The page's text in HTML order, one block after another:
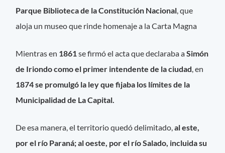
Parque Biblioteca de la Constitución Nacional , que
aloja un museo que rinde homenaje a la Carta Magna
Mientras en 1861se firmó el acta que declaraba aSimón
de Iriondo como el primer intendente de la ciudad, en
1874 se promulgó la ley que fijaba los límites de la
Municipalidad de La Capital.
De esa manera, el territorio quedó delimitado,al este,
por el río Paraná; al oeste, por el río Salado, incluida su